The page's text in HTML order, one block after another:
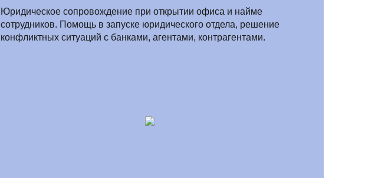
Юридическое сопровождение при открытии офиса и найме
сотрудников. Помощь в запуске юридического отдела, решение
конфликтных ситуаций с банками, агентами, контрагентами.